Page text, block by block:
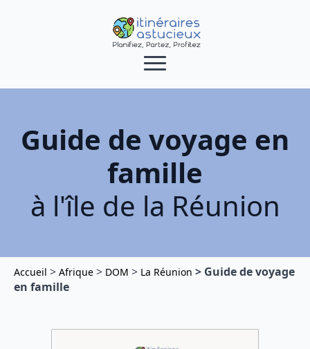
Guide de voyage en
famille
à l'île de la Réunion
Accueil > Afrique > DOM > La Réunion > Guide de voyage
en famille